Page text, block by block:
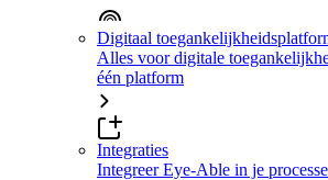
Digitaal
Alles voor digitale
één platform
Integraties
Integreer Eye-Able in je